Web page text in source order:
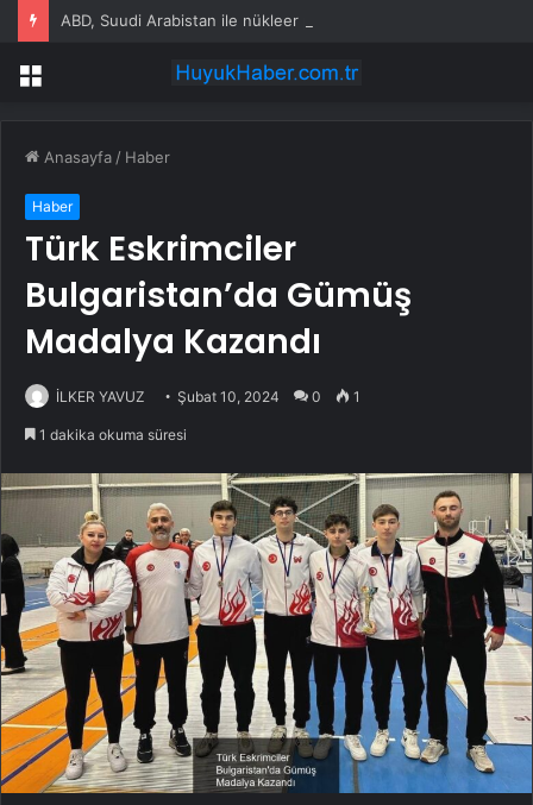
Menü
Anasayfa / Haber
Haber
Türk Eskrimciler
Bulgaristan’da Gümüş
Madalya Kazandı
İLKER YAVUZ Şubat 10, 2024 0 1
1 dakika okuma süresi